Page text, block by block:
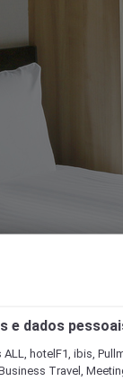
e dados
hotelF1, ibis,
Travel,